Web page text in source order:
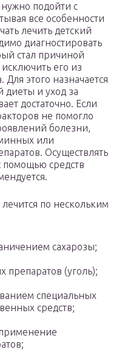
подойти с
все особенности
лечить детский
диагностировать
стал причиной
его из
этого назначается
диеты и уход за
достаточно. Если
не помогло
болезни,
или
Осуществлять
помощью средств
по нескольким
сахарозы;
(уголь);
специальных
средств;